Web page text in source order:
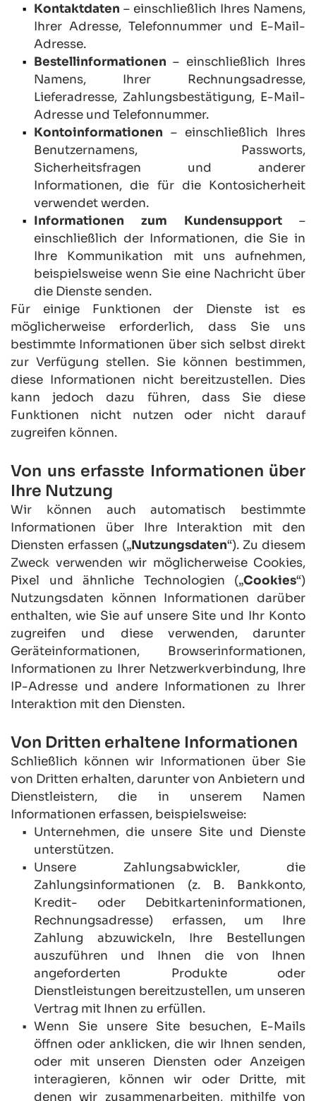
Kontaktdaten – einschließlich Ihres Namens,
Ihrer Adresse, Telefonnummer und E-Mail-
Adresse.
Bestellinformationen – einschließlich Ihres
Namens, Ihrer Rechnungsadresse,
Lieferadresse, Zahlungsbestätigung, E-Mail-
Adresse und Telefonnummer.
Kontoinformationen – einschließlich Ihres
Benutzernamens, Passworts,
Sicherheitsfragen und anderer
Informationen, die für die Kontosicherheit
verwendet werden.
Informationen zum Kundensupport –
einschließlich der Informationen, die Sie in
Ihre Kommunikation mit uns aufnehmen,
beispielsweise wenn Sie eine Nachricht über
die Dienste senden.
Für einige Funktionen der Dienste ist es
möglicherweise erforderlich, dass Sie uns
bestimmte Informationen über sich selbst direkt
zur Verfügung stellen. Sie können bestimmen,
diese Informationen nicht bereitzustellen. Dies
kann jedoch dazu führen, dass Sie diese
Funktionen nicht nutzen oder nicht darauf
zugreifen können.
Von uns erfasste Informationen über
Ihre Nutzung
Wir können auch automatisch bestimmte
Informationen über Ihre Interaktion mit den
Diensten erfassen („Nutzungsdaten“). Zu diesem
Zweck verwenden wir möglicherweise Cookies,
Pixel und ähnliche Technologien („Cookies“)
Nutzungsdaten können Informationen darüber
enthalten, wie Sie auf unsere Site und Ihr Konto
zugreifen und diese verwenden, darunter
Geräteinformationen, Browserinformationen,
Informationen zu Ihrer Netzwerkverbindung, Ihre
IP-Adresse und andere Informationen zu Ihrer
Interaktion mit den Diensten.
Von Dritten erhaltene Informationen
Schließlich können wir Informationen über Sie
von Dritten erhalten, darunter von Anbietern und
Dienstleistern, die in unserem Namen
Informationen erfassen, beispielsweise:
Unternehmen, die unsere Site und Dienste
unterstützen.
Unsere Zahlungsabwickler, die
Zahlungsinformationen (z. B. Bankkonto,
Kredit- oder Debitkarteninformationen,
Rechnungsadresse) erfassen, um Ihre
Zahlung abzuwickeln, Ihre Bestellungen
auszuführen und Ihnen die von Ihnen
angeforderten Produkte oder
Dienstleistungen bereitzustellen, um unseren
Vertrag mit Ihnen zu erfüllen.
Wenn Sie unsere Site besuchen, E-Mails
öffnen oder anklicken, die wir Ihnen senden,
oder mit unseren Diensten oder Anzeigen
interagieren, können wir oder Dritte, mit
denen wir zusammenarbeiten, mithilfe von